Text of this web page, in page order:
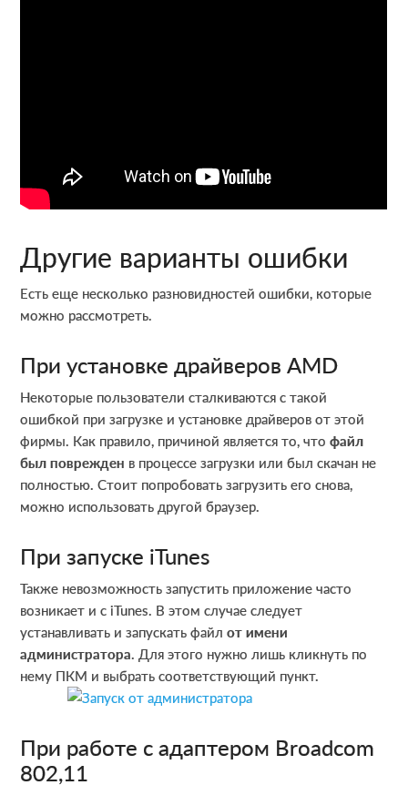
Другие варианты ошибки
Есть еще несколько разновидностей ошибки, которые
можно рассмотреть.
При установке драйверов AMD
Некоторые пользователи сталкиваются с такой
ошибкой при загрузке и установке драйверов от этой
фирмы. Как правило, причиной является то, чтофайл
был поврежден в процессе загрузки или был скачан не
полностью. Стоит попробовать загрузить его снова,
можно использовать другой браузер.
При запуске iTunes
Также невозможность запустить приложение часто
возникает и с iTunes. В этом случае следует
устанавливать и запускать файлот имени
администратора. Для этого нужно лишь кликнуть по
нему ПКМ и выбрать соответствующий пункт.
При работе с адаптером Broadcom
802,11